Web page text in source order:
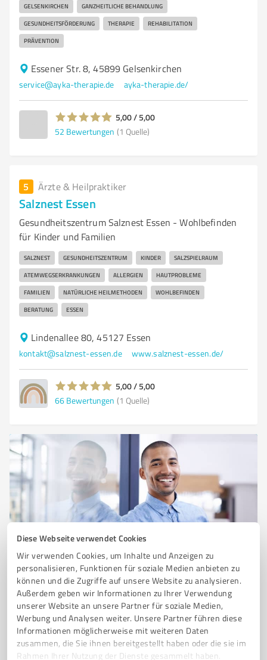
Diese Webseite verwendet Cookies
Wir verwenden Cookies, um Inhalte und Anzeigen zu
personalisieren, Funktionen für soziale Medien anbieten zu
können und die Zugriffe auf unsere Website zu analysieren.
Außerdem geben wir Informationen zu Ihrer Verwendung
unserer Website an unsere Partner für soziale Medien,
Werbung und Analysen weiter. Unsere Partner führen diese
Informationen möglicherweise mit weiteren Daten
zusammen, die Sie ihnen bereitgestellt haben oder die sie im
Rahmen Ihrer Nutzung der Dienste gesammelt haben.
GELSENKIRCHEN GANZHEITLICHE BEHANDLUNG
GESUNDHEITSFÖRDERUNG THERAPIE REHABILITATION
PRÄVENTION
Essener Str. 8, 45899 Gelsenkirchen
service@ayka-therapie.de ayka-therapie.de/
5,00 / 5,00
52 Bewertungen (1 Quelle)
5 Ärzte & Heilpraktiker
Salznest Essen
Gesundheitszentrum Salznest Essen - Wohlbefinden
für Kinder und Familien
SALZNEST GESUNDHEITSZENTRUM KINDER SALZSPIELRAUM
ATEMWEGSERKRANKUNGEN ALLERGIEN HAUTPROBLEME
FAMILIEN NATÜRLICHE HEILMETHODEN WOHLBEFINDEN
BERATUNG ESSEN
Lindenallee 80, 45127 Essen
kontakt@salznest-essen.de www.salznest-essen.de/
5,00 / 5,00
66 Bewertungen (1 Quelle)
Sie möchten auch hier gelistet werden?
Registrieren Sie sich jetzt und werden Sie ein von
Kunden empfohlener ProvenExpert!
6 Ärzte & Heilpraktiker
Dr. med. Christos Konstantinou